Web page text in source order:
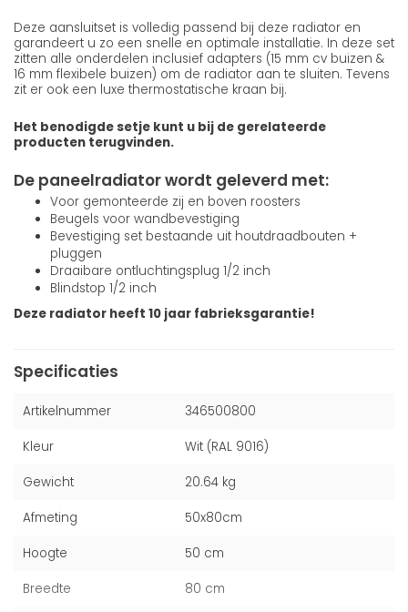
Deze aansluitset is volledig passend bij deze radiator en
garandeert u zo een snelle en optimale installatie. In deze set
zitten alle onderdelen inclusief adapters (15 mm cv buizen &
16 mm flexibele buizen) om de radiator aan te sluiten. Tevens
zit er ook een luxe thermostatische kraan bij.
Het benodigde setje kunt u bij de gerelateerde
producten terugvinden.
De paneelradiator wordt geleverd met:
Voor gemonteerde zij en boven roosters
Beugels voor wandbevestiging
Bevestiging set bestaande uit houtdraadbouten +
pluggen
Draaibare ontluchtingsplug 1/2 inch
Blindstop 1/2 inch
Deze radiator heeft 10 jaar fabrieksgarantie!
Specificaties
Artikelnummer 346500800
Kleur Wit (RAL 9016)
Gewicht 20.64 kg
Afmeting 50x80cm
Hoogte 50 cm
Breedte 80 cm